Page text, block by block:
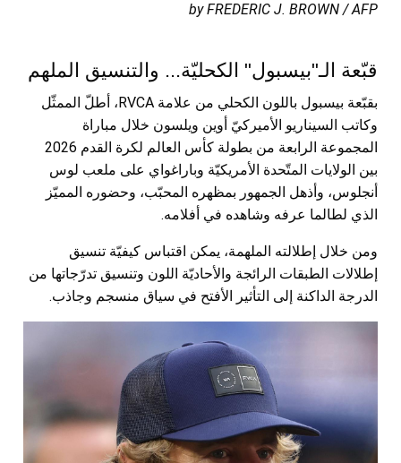
by FREDERIC J. BROWN / AFP
قبّعة الـ"بيسبول" الكحليّة... والتنسيق الملهم
بقبّعة بيسبول باللون الكحلي من علامة RVCA، أطلّ الممثّل
وكاتب السيناريو الأميركيّ أوين ويلسون خلال مباراة
المجموعة الرابعة من بطولة كأس العالم لكرة القدم 2026
بين الولايات المتّحدة الأمريكيّة وباراغواي على ملعب لوس
أنجلوس، وأذهل الجمهور بمظهره المحبّب، وحضوره المميّز
الذي لطالما عرفه وشاهده في أفلامه.
ومن خلال إطلالته الملهمة، يمكن اقتباس كيفيّة تنسيق
إطلالات الطبقات الرائجة والأحاديّة اللون وتنسيق تدرّجاتها من
الدرجة الداكنة إلى التأثير الأفتح في سياق منسجم وجاذب.